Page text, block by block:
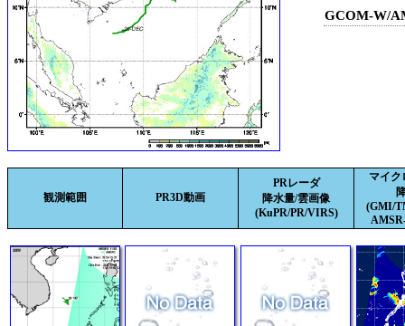
GCOM-W/
観測範囲 PR3D動画
PRレーダ
降水量/雲画像
(KuPR/PR/VIRS)
マイク
(GMI/